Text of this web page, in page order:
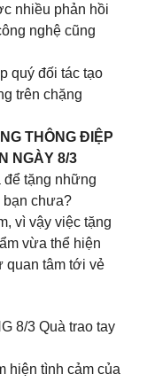
nhiều phản hồi
nghệ cũng
quý đối tác tạo
trên chặng
THÔNG ĐIỆP
NGÀY 8/3
để tặng những
bạn chưa?
vì vậy việc tặng
vừa thể hiện
quan tâm tới vẻ
8/3 Quà trao tay
hiện tình cảm của